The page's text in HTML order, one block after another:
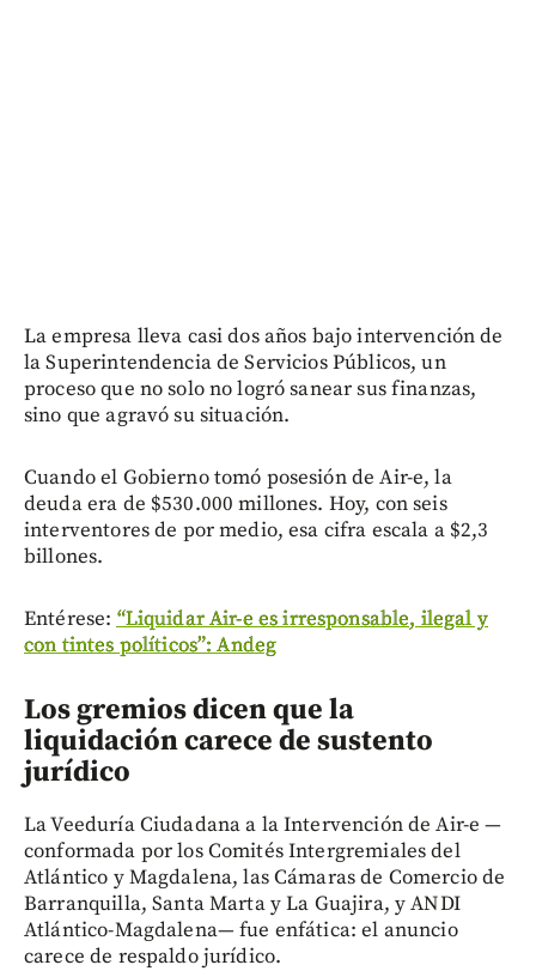
La empresa lleva casi dos años bajo intervención de
la Superintendencia de Servicios Públicos, un
proceso que no solo no logró sanear sus finanzas,
sino que agravó su situación.
Cuando el Gobierno tomó posesión de Air-e, la
deuda era de $530.000 millones. Hoy, con seis
interventores de por medio, esa cifra escala a $2,3
billones.
Entérese: “Liquidar Air-e es irresponsable, ilegal y
con tintes políticos”: Andeg
Los gremios dicen que la
liquidación carece de sustento
jurídico
La Veeduría Ciudadana a la Intervención de Air-e —
conformada por los Comités Intergremiales del
Atlántico y Magdalena, las Cámaras de Comercio de
Barranquilla, Santa Marta y La Guajira, y ANDI
Atlántico-Magdalena— fue enfática: el anuncio
carece de respaldo jurídico.